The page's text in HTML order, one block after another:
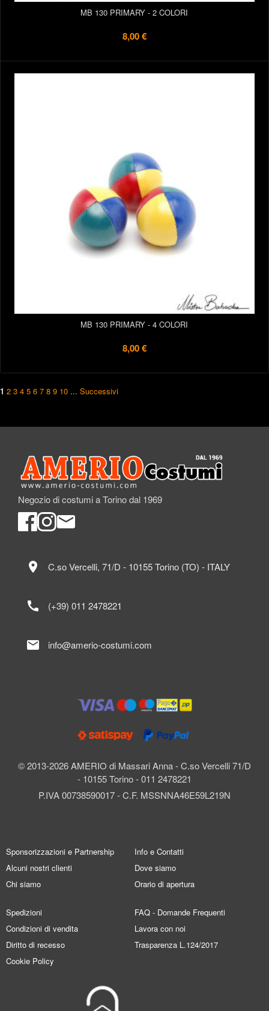
MB 130 PRIMARY - 2 COLORI
8,00 €
MB 130 PRIMARY - 4 COLORI
8,00 €
1 2 3 4 5 6 7 8 9 10 ... Successivi
Negozio di costumi a Torino dal 1969
© 2013-2026 AMERIO di Massari Anna - C.so Vercelli 71/D
- 10155 Torino - 011 2478221
P.IVA 00738590017 - C.F. MSSNNA46E59L219N
location_on C.so Vercelli, 71/D - 10155 Torino (TO) - ITALY
call (+39) 011 2478221
mail info@amerio-costumi.com
Sponsorizzazioni e Partnership
Alcuni nostri clienti
Chi siamo
Info e Contatti
Dove siamo
Orario di apertura
Spedizioni
Condizioni di vendita
Diritto di recesso
Cookie Policy
FAQ - Domande Frequenti
Lavora con noi
Trasparenza L.124/2017